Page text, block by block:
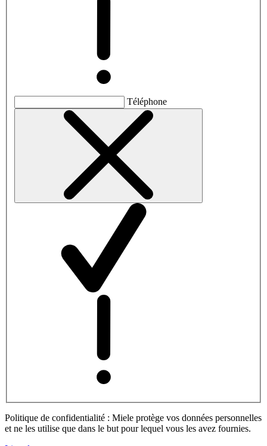
Téléphone
Politique de confidentialité : Miele protège vos données personnelles
et ne les utilise que dans le but pour lequel vous les avez fournies.